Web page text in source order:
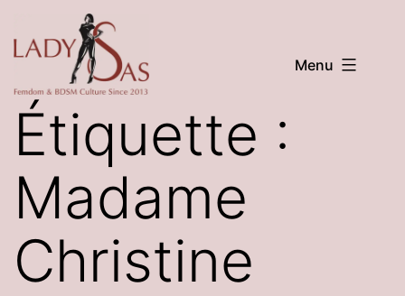
au
SAS
Menu
Étiquette :
Madame
Christine